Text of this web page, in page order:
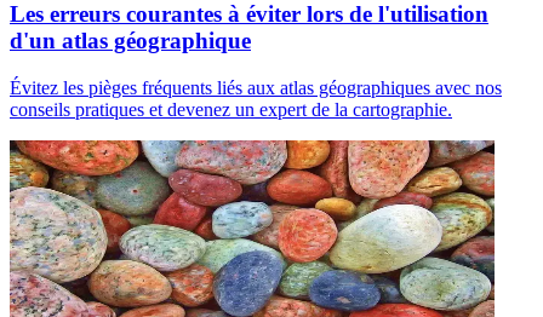
Les erreurs courantes à éviter lors de l'utilisation
d'un atlas géographique
Évitez les pièges fréquents liés aux atlas géographiques avec nos
conseils pratiques et devenez un expert de la cartographie.